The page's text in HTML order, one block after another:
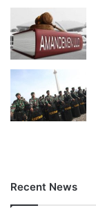
Recent News